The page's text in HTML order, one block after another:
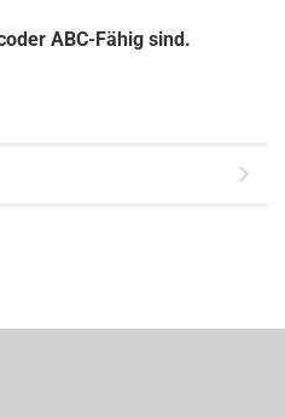
ABC-Fähig sind.